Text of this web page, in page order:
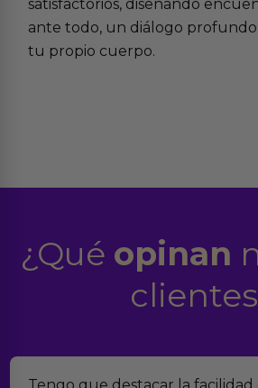
satisfactorios, diseñando
ante todo, un diálogo
tu propio cuerpo.
¿Qué opinan